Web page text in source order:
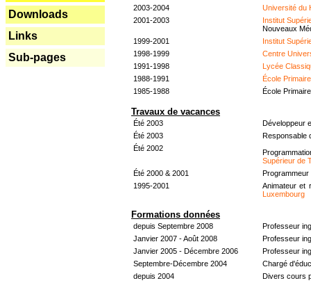
Downloads
Links
Sub-pages
2003-2004
Université du
2001-2003
Institut
Nouveaux
1999-2001
Institut
1998-1999
Centre
1991-1998
Lycée
1988-1991
École
1985-1988
École
Travaux de vacances
Été 2003
Développeur
Été 2003
Responsable
Été 2002
Supérieur de
Été 2000 & 2001
Programmeur
1995-2001
Animateur et
Luxembourg
Formations données
depuis Septembre 2008
Professeur
Janvier 2007 - Août 2008
Professeur
Janvier 2005 - Décembre 2006
Professeur
Septembre-Décembre 2004
Chargé
depuis 2004
Divers cours